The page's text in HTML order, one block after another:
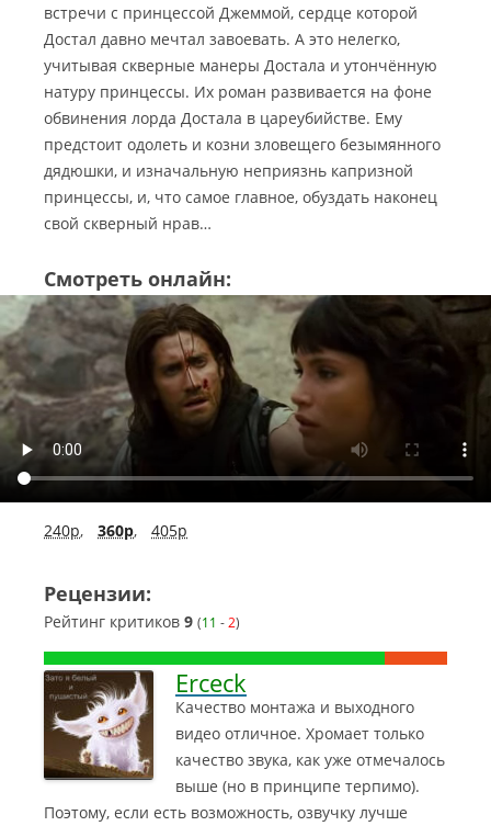
встречи с принцессой Джеммой, сердце которой
Достал давно мечтал завоевать. А это нелегко,
учитывая скверные манеры Достала и утончённую
натуру принцессы. Их роман развивается на фоне
обвинения лорда Достала в цареубийстве. Ему
предстоит одолеть и козни зловещего безымянного
дядюшки, и изначальную неприязнь капризной
принцессы, и, что самое главное, обуздать наконец
свой скверный нрав…
Смотреть онлайн:
240p, 360p, 405p
Рецензии:
Рейтинг критиков 9 (11 - 2)
Erceck
Качество монтажа и выходного
видео отличное. Хромает только
качество звука, как уже отмечалось
выше (но в принципе терпимо).
Поэтому, если есть возможность, озвучку лучше